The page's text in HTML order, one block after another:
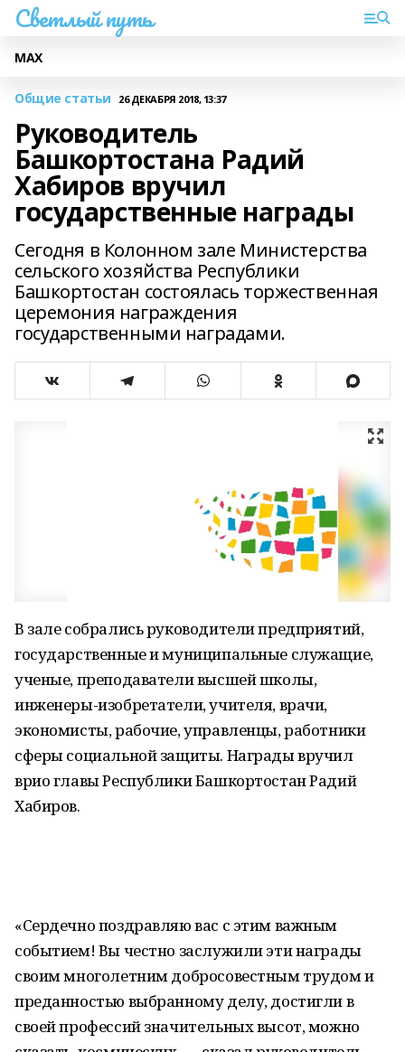
Светлый путь
МАХ
Общие статьи 26 ДЕКАБРЯ 2018, 13:37
Руководитель
Башкортостана Радий
Хабиров вручил
государственные награды
Сегодня в Колонном зале Министерства
сельского хозяйства Республики
Башкортостан состоялась торжественная
церемония награждения
государственными наградами.
В зале собрались руководители предприятий,
государственные и муниципальные служащие,
ученые, преподаватели высшей школы,
инженеры-изобретатели, учителя, врачи,
экономисты, рабочие, управленцы, работники
сферы социальной защиты. Награды вручил
врио главы Республики Башкортостан Радий
Хабиров.
«Сердечно поздравляю вас с этим важным
событием! Вы честно заслужили эти награды
своим многолетним добросовестным трудом и
преданностью выбранному делу, достигли в
своей профессий значительных высот, можно